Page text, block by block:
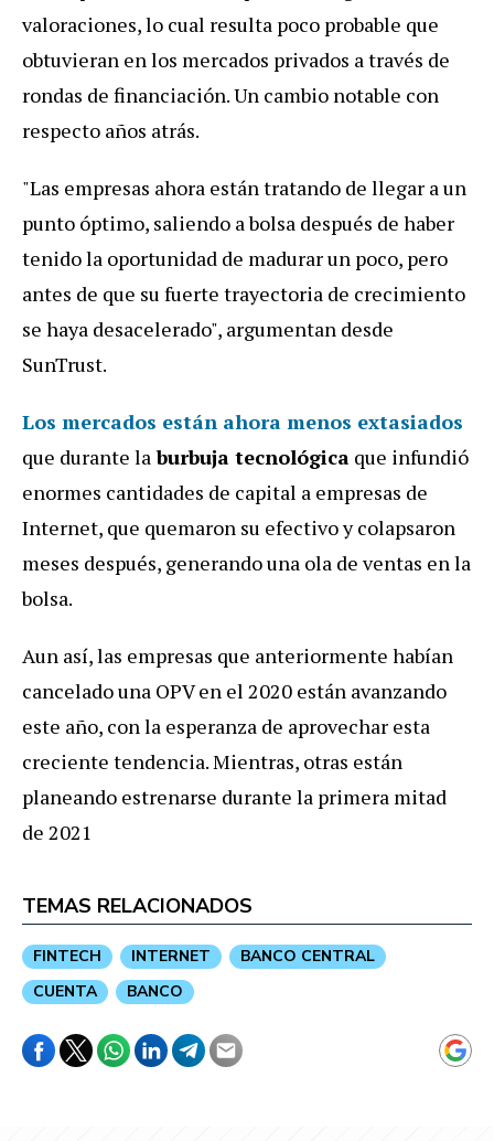
valoraciones, lo cual resulta poco probable que
obtuvieran en los mercados privados a través de
rondas de financiación. Un cambio notable con
respecto años atrás.
"Las empresas ahora están tratando de llegar a un
punto óptimo, saliendo a bolsa después de haber
tenido la oportunidad de madurar un poco, pero
antes de que su fuerte trayectoria de crecimiento
se haya desacelerado", argumentan desde
SunTrust.
Los mercados están ahora menos extasiados
que durante laburbuja tecnológica que infundió
enormes cantidades de capital a empresas de
Internet, que quemaron su efectivo y colapsaron
meses después, generando una ola de ventas en la
bolsa.
Aun así, las empresas que anteriormente habían
cancelado una OPV en el 2020 están avanzando
este año, con la esperanza de aprovechar esta
creciente tendencia. Mientras, otras están
planeando estrenarse durante la primera mitad
de 2021
TEMAS RELACIONADOS
FINTECH INTERNET
BANCO CENTRAL
CUENTA
BANCO